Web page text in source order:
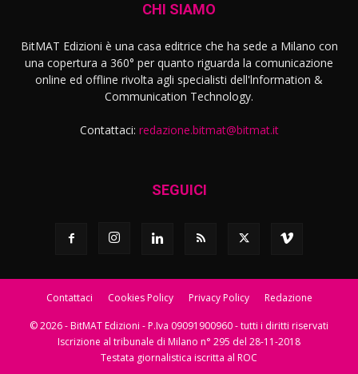
CHI SIAMO
BitMAT Edizioni è una casa editrice che ha sede a Milano con
una copertura a 360° per quanto riguarda la comunicazione
online ed offline rivolta agli specialisti dell'lnformation &
Communication Technology.
Contattaci: redazione.bitmat@bitmat.it
SEGUICI
Contattaci Cookies Policy Privacy Policy Redazione
© 2026 - BitMAT Edizioni - P.Iva 09091900960 - tutti i diritti riservati
Iscrizione al tribunale di Milano n° 295 del 28-11-2018
Testata giornalistica iscritta al ROC